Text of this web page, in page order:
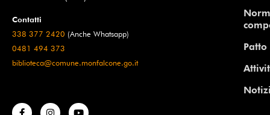
Contatti
338 377 2420 (Anche Whatsapp)
0481 494 373
biblioteca@comune.monfalcone.go.it